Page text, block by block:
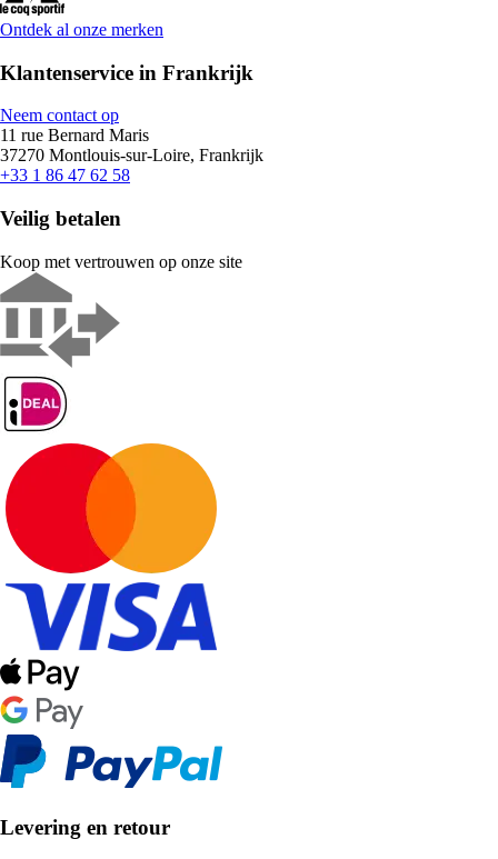
Ontdek al onze merken
Klantenservice in Frankrijk
Neem contact op
11 rue Bernard Maris
37270 Montlouis-sur-Loire, Frankrijk
+33 1 86 47 62 58
Veilig betalen
Koop met vertrouwen op onze site
Levering en retour